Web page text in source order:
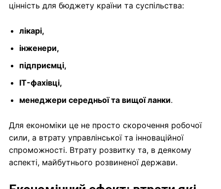
цінність для бюджету країни та суспільства:
лікарі,
інженери,
підприємці,
IT-фахівці,
менеджери середньої та вищої ланки.
Для економіки це не просто скорочення робочої
сили, а втрату управлінської та інноваційної
спроможності. Втрату розвитку та, в деякому
аспекті, майбутнього розвиненої держави.